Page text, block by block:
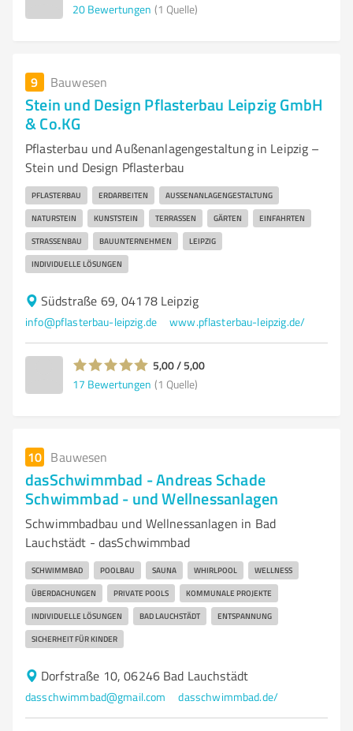
20 Bewertungen (1 Quelle)
9 Bauwesen
Stein und Design Pflasterbau Leipzig GmbH
& Co.KG
Pflasterbau und Außenanlagengestaltung in Leipzig –
Stein und Design Pflasterbau
PFLASTERBAU ERDARBEITEN AUSSENANLAGENGESTALTUNG
NATURSTEIN KUNSTSTEIN TERRASSEN GÄRTEN EINFAHRTEN
STRASSENBAU BAUUNTERNEHMEN LEIPZIG
INDIVIDUELLE LÖSUNGEN
Südstraße 69, 04178 Leipzig
info@pflasterbau-leipzig.de www.pflasterbau-leipzig.de/
5,00 / 5,00
17 Bewertungen (1 Quelle)
10 Bauwesen
dasSchwimmbad - Andreas Schade
Schwimmbad - und Wellnessanlagen
Schwimmbadbau und Wellnessanlagen in Bad
Lauchstädt - dasSchwimmbad
SCHWIMMBAD POOLBAU SAUNA WHIRLPOOL WELLNESS
ÜBERDACHUNGEN PRIVATE POOLS KOMMUNALE PROJEKTE
INDIVIDUELLE LÖSUNGEN BAD LAUCHSTÄDT ENTSPANNUNG
SICHERHEIT FÜR KINDER
Dorfstraße 10, 06246 Bad Lauchstädt
dasschwimmbad@gmail.com dasschwimmbad.de/